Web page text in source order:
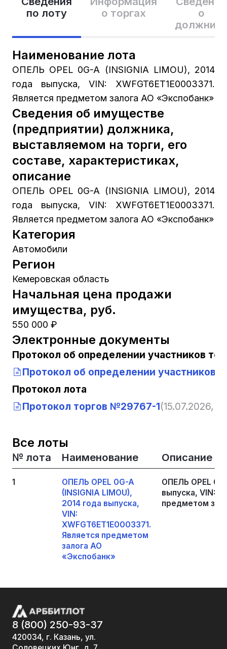
по лоту
о торгах
о
Наименование лота
ОПЕЛЬ OPEL 0G-A (INSIGNIA LIMOU), 2014
года выпуска, VIN: XWFGT6ET1E0003371.
Является предметом залога АО «Экспобанк»
Сведения об имуществе
(предприятии) должника,
выставляемом на торги, его
составе, характеристиках,
описание
ОПЕЛЬ OPEL 0G-A (INSIGNIA LIMOU), 2014
года выпуска, VIN: XWFGT6ET1E0003371.
Является предметом залога АО «Экспобанк»
Категория
Автомобили
Регион
Кемеровская область
Начальная цена продажи
имущества, руб.
550 000 ₽
Электронные документы
Протокол об определении участников
Протокол об определении участников
Протокол лота
Протокол торгов №29767-1(15.07.2026,
Все лоты
№ лота Наименование Описание
1
ОПЕЛЬ OPEL 0G-A
(INSIGNIA LIMOU),
2014 года выпуска,
VIN:
XWFGT6ET1E0003371.
Является предметом
залога АО
«Экспобанк»
ОПЕЛЬ OPEL
выпуска, VIN:
предметом
8 (800) 250-93-37
420034, г. Казань, ул.